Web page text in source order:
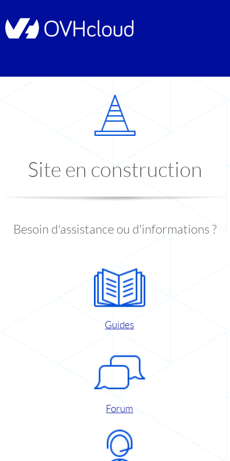
Site en construction
Besoin d'assistance ou d'informations ?
Guides
Forum